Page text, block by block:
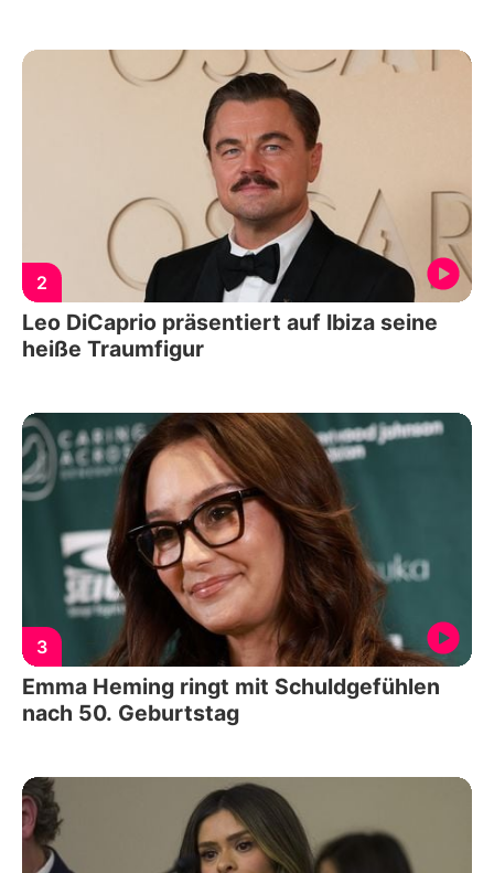
2
Leo DiCaprio präsentiert auf Ibiza seine
heiße Traumfigur
3
Emma Heming ringt mit Schuldgefühlen
nach 50. Geburtstag